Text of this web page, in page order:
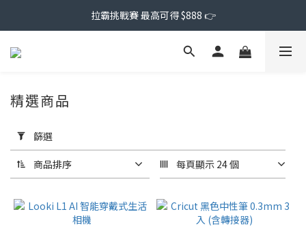
拉霸挑戰賽 最高可得 $888 👉
用
篩
選
(0/20)
價格
精選商品
篩選
商品排序 每頁顯示 24 個